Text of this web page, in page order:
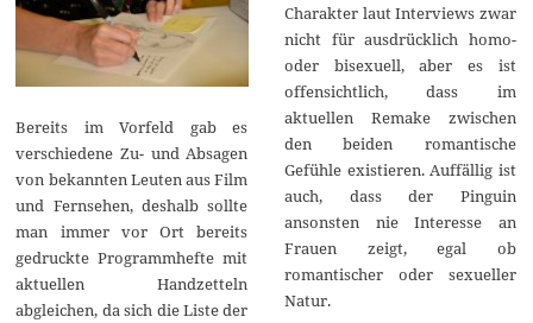
Bereits im Vorfeld gab es
verschiedene Zu- und Absagen
von bekannten Leuten aus Film
und Fernsehen, deshalb sollte
man immer vor Ort bereits
gedruckte Programmhefte mit
aktuellen Handzetteln
abgleichen, da sich die Liste der
Charakter laut Interviews zwar
nicht für ausdrücklich homo-
oder bisexuell, aber es ist
offensichtlich, dass im
aktuellen Remake zwischen
den beiden romantische
Gefühle existieren. Auffällig ist
auch, dass der Pinguin
ansonsten nie Interesse an
Frauen zeigt, egal ob
romantischer oder sexueller
Natur.